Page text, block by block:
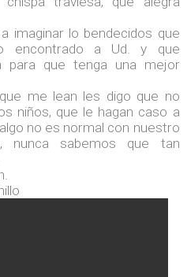
imaginar lo bendecidos que
encontrado a Ud. y que
para que tenga una mejor
me lean les digo que no
niños, que le hagan caso a
no es normal con nuestro
nunca sabemos que tan